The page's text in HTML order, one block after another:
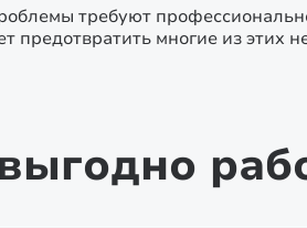
требуют
предотвратить многие из этих